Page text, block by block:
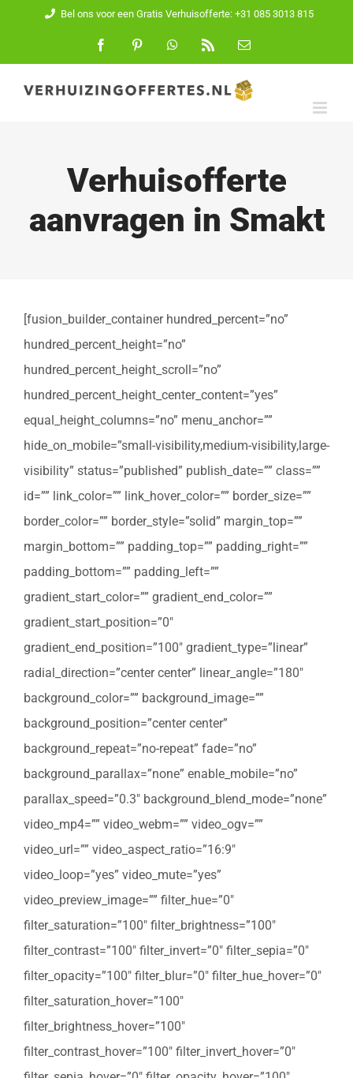
inhoud
Bel ons voor een Gratis Verhuisofferte: +31 085 3013 815
FacebookPinterest WhatsApp
E-
Verhuisofferte
aanvragen in Smakt
[fusion_builder_container hundred_percent=”no”
hundred_percent_height=”no”
hundred_percent_height_scroll=”no”
hundred_percent_height_center_content=”yes”
equal_height_columns=”no” menu_anchor=””
hide_on_mobile=”small-visibility,medium-visibility,large-
visibility” status=”published” publish_date=”” class=””
id=”” link_color=”” link_hover_color=”” border_size=””
border_color=”” border_style=”solid” margin_top=””
margin_bottom=”” padding_top=”” padding_right=””
padding_bottom=”” padding_left=””
gradient_start_color=”” gradient_end_color=””
gradient_start_position=”0″
gradient_end_position=”100″ gradient_type=”linear”
radial_direction=”center center” linear_angle=”180″
background_color=”” background_image=””
background_position=”center center”
background_repeat=”no-repeat” fade=”no”
background_parallax=”none” enable_mobile=”no”
parallax_speed=”0.3″ background_blend_mode=”none”
video_mp4=”” video_webm=”” video_ogv=””
video_url=”” video_aspect_ratio=”16:9″
video_loop=”yes” video_mute=”yes”
video_preview_image=”” filter_hue=”0″
filter_saturation=”100″ filter_brightness=”100″
filter_contrast=”100″ filter_invert=”0″ filter_sepia=”0″
filter_opacity=”100″ filter_blur=”0″ filter_hue_hover=”0″
filter_saturation_hover=”100″
filter_brightness_hover=”100″
filter_contrast_hover=”100″ filter_invert_hover=”0″